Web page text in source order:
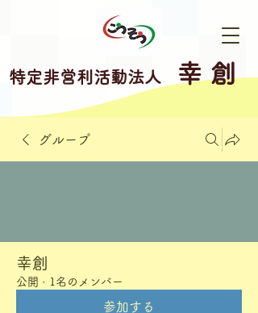
特定非営利活動法人 幸 創
グループ
幸創
公開 · 1名のメンバー
参加する